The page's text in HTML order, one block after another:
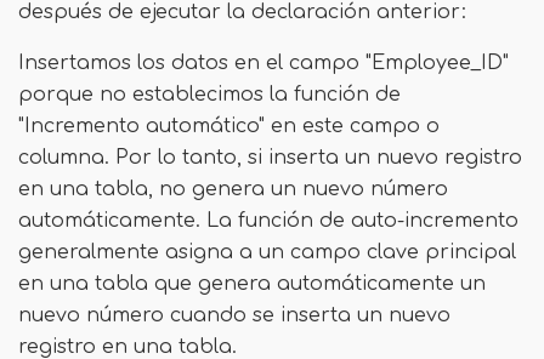
después de ejecutar la declaración anterior:
Insertamos los datos en el campo "Employee_ID"
porque no establecimos la función de
"Incremento automático" en este campo o
columna. Por lo tanto, si inserta un nuevo registro
en una tabla, no genera un nuevo número
automáticamente. La función de auto-incremento
generalmente asigna a un campo clave principal
en una tabla que genera automáticamente un
nuevo número cuando se inserta un nuevo
registro en una tabla.